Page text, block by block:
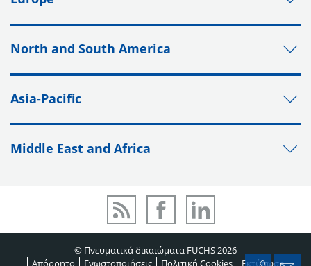
North and South America
Asia-Pacific
Middle East and Africa
© Πνευματικά δικαιώματα FUCHS 2026
Απόρρητο
Γνωστοποιήσεις Πολιτική Cookies Εκτύπωση